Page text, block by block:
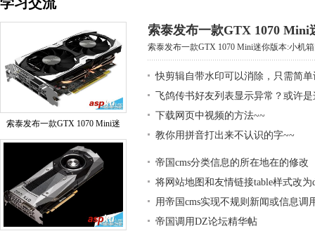
索泰发布一款GTX 1070 Mini迷
索泰发布一款GTX 1070 Mini
索泰发布一款GTX 1070 Mini迷你版本:小机
快剪辑自带水印可以消除，只需简单
飞鸽传书好友列表显示异常？或许
下载网页中视频的方法~~
教你用拼音打出来不认识的字~~
帝国cms分类信息的所在地在的修改
将网站地图和友情链接table样式改为
用帝国cms实现不规则新闻或信息调
帝国调用DZ论坛精华帖